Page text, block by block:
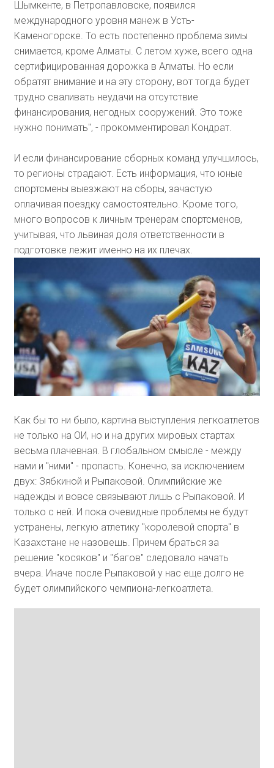
Шымкенте, в Петропавловске, появился
международного уровня манеж в Усть-
Каменогорске. То есть постепенно проблема зимы
снимается, кроме Алматы. С летом хуже, всего одна
сертифицированная дорожка в Алматы. Но если
обратят внимание и на эту сторону, вот тогда будет
трудно сваливать неудачи на отсутствие
финансирования, негодных сооружений. Это тоже
нужно понимать", - прокомментировал Кондрат.
И если финансирование сборных команд улучшилось,
то регионы страдают. Есть информация, что юные
спортсмены выезжают на сборы, зачастую
оплачивая поездку самостоятельно. Кроме того,
много вопросов к личным тренерам спортсменов,
учитывая, что львиная доля ответственности в
подготовке лежит именно на их плечах.
Как бы то ни было, картина выступления легкоатлетов
не только на ОИ, но и на других мировых стартах
весьма плачевная. В глобальном смысле - между
нами и "ними" - пропасть. Конечно, за исключением
двух: Зябкиной и Рыпаковой. Олимпийские же
надежды и вовсе связывают лишь с Рыпаковой. И
только с ней. И пока очевидные проблемы не будут
устранены, легкую атлетику "королевой спорта" в
Казахстане не назовешь. Причем браться за
решение "косяков" и "багов" следовало начать
вчера. Иначе после Рыпаковой у нас еще долго не
будет олимпийского чемпиона-легкоатлета.